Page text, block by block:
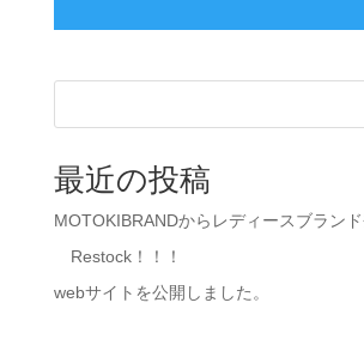
最近の投稿
MOTOKIBRANDからレディースブランド
Restock！！！
webサイトを公開しました。